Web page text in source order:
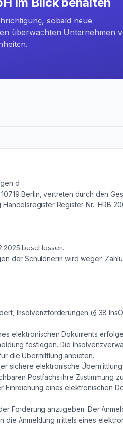
sobald neue
überwachten Unternehmen
d.
Berlin, vertreten durch den
Register-Nr.: HRB
beschlossen:
der Schuldnerin wird wegen
Insolvenzforderungen (§ 38
elektronischen Dokuments
festlegen. Die
die Übermittlung anbieten.
sichere elektronische
Postfachs ihre Zustimmung
eines elektronischen
Forderung anzugeben. Der
Anmeldung mittels eines